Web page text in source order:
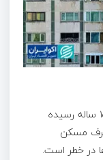
سهم مسکن از سبد هزینه خانوار به رکورد ۱۵ ساله رسیده
صرف مسکن
در خطر است.